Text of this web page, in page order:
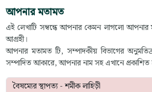
আপনার মতামত
এই লেখাটি সম্বন্ধে আপনার কেমন লাগলো
আগ্রহী।
আপনার মতামত টি, সম্পাদকীয় বিভাগের
সম্পাদিত আকারে, আপনার নাম সহ এখানে প্রকাশিত